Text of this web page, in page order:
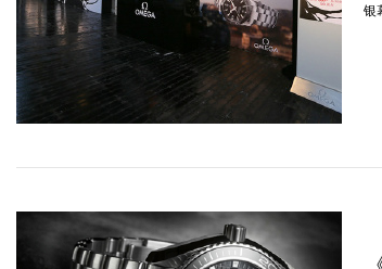
银